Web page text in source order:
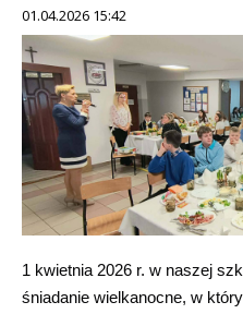
01.04.2026 15:42
Treść
1 kwietnia 2026 r. w naszej
śniadanie wielkanocne, w